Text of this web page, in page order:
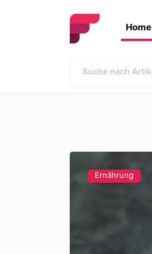
Home
Ernährung